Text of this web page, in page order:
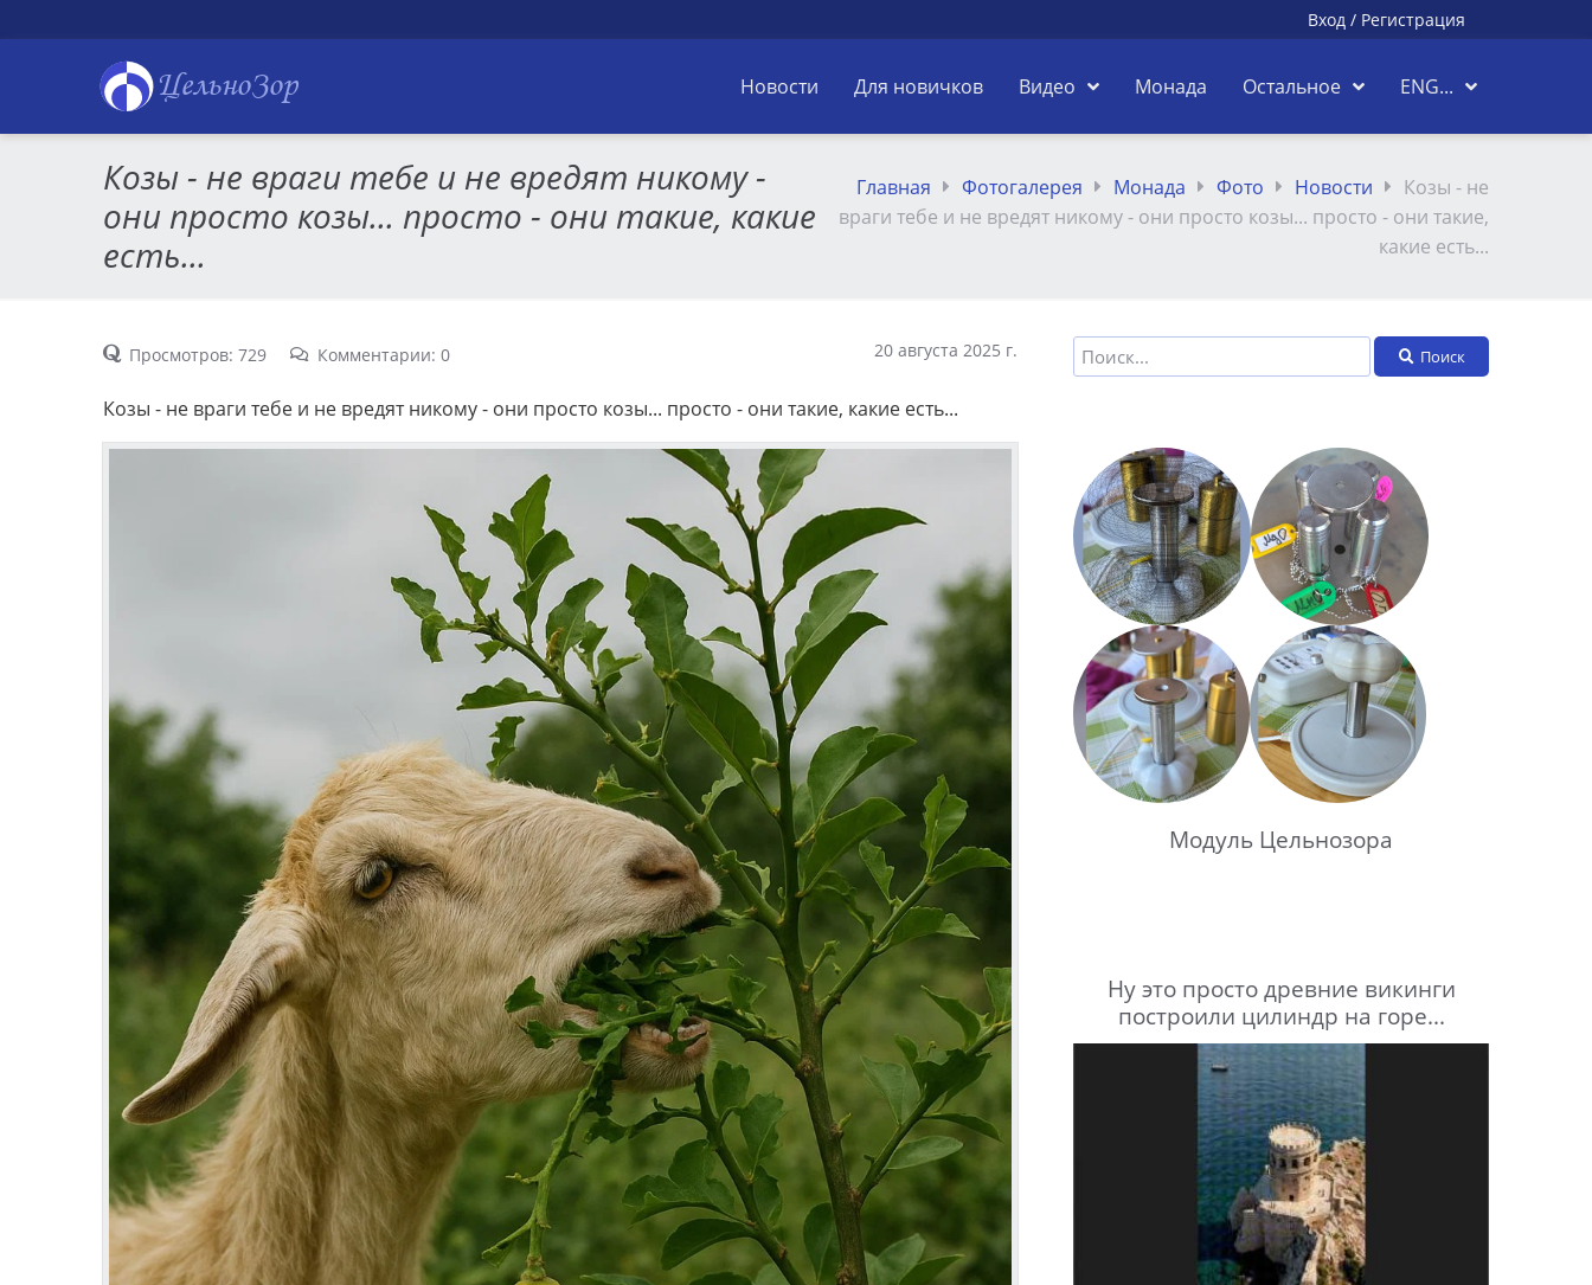
Вход / Регистрация
ЦельноЗор Новости Для новичков Видео Монада Остальное ENG...
Козы - не враги тебе и не вредят никому -
они просто козы... просто - они такие, какие
есть...
Главная Фотогалерея Монада Фото Новости
Козы - не
враги тебе и не вредят никому - они просто козы... просто - они такие,
какие есть...
Просмотров: 729 Комментарии: 0 20 августа 2025 г.
Козы - не враги тебе и не вредят никому - они просто козы... просто - они такие, какие есть...
Поиск
Модуль Цельнозора
Ну это просто древние викинги
построили цилиндр на горе...